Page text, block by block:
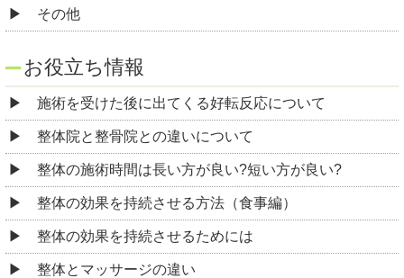
その他
お役立ち情報
施術を受けた後に出てくる好転反応について
整体院と整骨院との違いについて
整体の施術時間は長い方が良い?短い方が良い?
整体の効果を持続させる方法（食事編）
整体の効果を持続させるためには
整体とマッサージの違い